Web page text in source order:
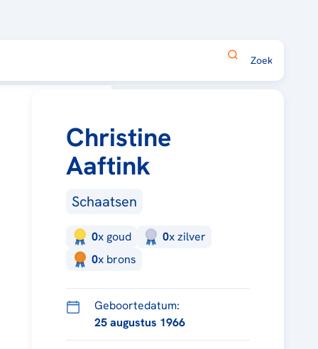
Christine
Aaftink
Schaatsen
0x goud 0xzilver
0x brons
Geboortedatum:
25 augustus 1966